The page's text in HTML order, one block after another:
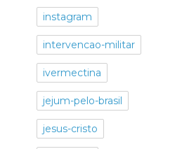
instagram
intervencao-militar
ivermectina
jejum-pelo-brasil
jesus-cristo